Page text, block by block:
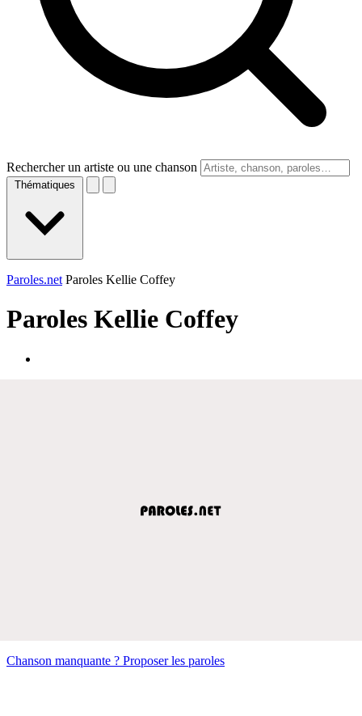
Rechercher un artiste ou une chanson
Thématiques
Paroles.net Paroles Kellie Coffey
Paroles Kellie Coffey
Chanson manquante ? Proposer les paroles